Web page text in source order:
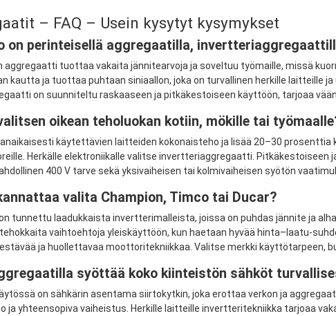
– FAQ – Usein kysytyt kysymykset
on perinteisellä aggregaatilla,
aggregaatti tuottaa vakaita jännitearvoja ja soveltuu työmaille, missä
kautta ja tuottaa puhtaan siniaallon, joka on turvallinen herkille laitteille
on suunniteltu raskaaseen ja pitkäkestoiseen käyttöön, tarjoaa
oikean teholuokan kotiin, mökille tai
käytettävien laitteiden kokonaisteho ja lisää 20–30
Herkälle elektroniikalle valitse invertteriaggregaatti. Pitkäkestoiseen
400 V tarve sekä yksivaiheisen tai kolmivaiheisen syötön
valita Champion, Timco tai Ducar?
tunnettu laadukkaista invertterimalleista, joissa on puhdas jännite ja
vaihtoehtoja yleiskäyttöön, kun haetaan hyvää hinta–laatu-
ja huollettavaa moottoritekniikkaa. Valitse merkki käyttötarpeen,
syöttää koko kiinteistön sähköt
on sähkärin asentama siirtokytkin, joka erottaa verkon ja
ja yhteensopiva vaiheistus. Herkille laitteille invertteritekniikka tarjoaa